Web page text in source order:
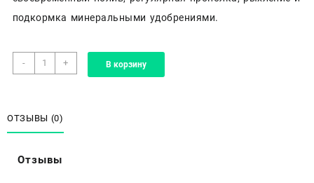
подкормка минеральными удобрениями.
-
Количество
товара
зональная
«Рафаэлла
алая
+ В корзину
ОТЗЫВЫ (0)
Отзывы